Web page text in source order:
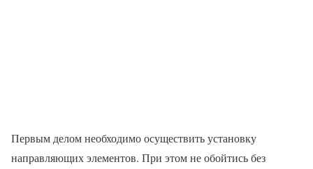
Первым делом необходимо осуществить установку
направляющих элементов. При этом не обойтись без